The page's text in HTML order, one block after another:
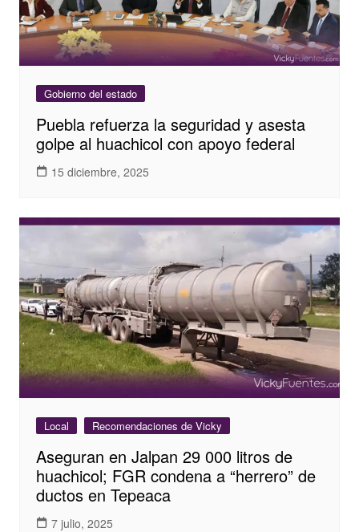
Gobierno del estado
Puebla refuerza la seguridad y asesta
golpe al huachicol con apoyo federal
15 diciembre, 2025
Local Recomendaciones de Vicky
Aseguran en Jalpan 29 000 litros de
huachicol; FGR condena a “herrero” de
ductos en Tepeaca
7 julio, 2025